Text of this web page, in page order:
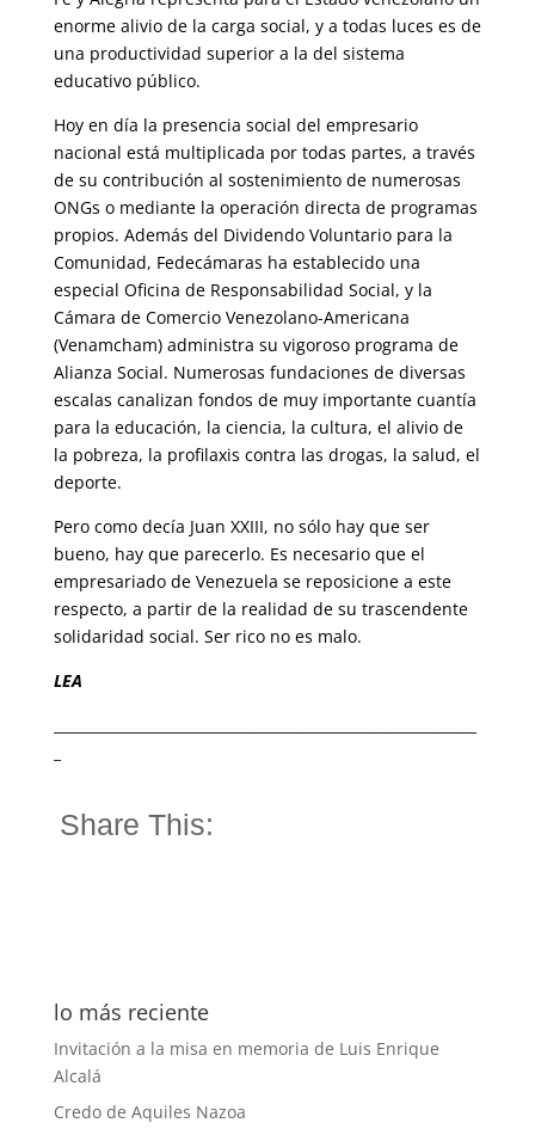
enorme alivio de la carga social, y a todas luces es de
una productividad superior a la del sistema
educativo público.
Hoy en día la presencia social del empresario
nacional está multiplicada por todas partes, a través
de su contribución al sostenimiento de nume­rosas
ONGs o mediante la operación directa de programas
propios. Ade­más del Dividendo Voluntario para la
Comunidad, Fedecámaras ha esta­blecido una
especial Oficina de Responsabilidad Social, y la
Cámara de Comercio Venezolano-Americana
(Venamcham) administra su vigoroso programa de
Alianza Social. Numerosas fundaciones de diversas
escalas canalizan fondos de muy importante cuantía
para la educación, la cien­cia, la cultura, el alivio de
la pobreza, la profilaxis contra las drogas, la salud, el
deporte.
Pero como decía Juan XXIII, no sólo hay que ser
bueno, hay que pare­cerlo. Es necesario que el
empresariado de Venezuela se reposicione a este
respecto, a partir de la realidad de su trascendente
solidaridad social. Ser rico no es malo.
LEA
Share This:
lo más reciente
Invitación a la misa en memoria de Luis Enrique
Alcalá
Credo de Aquiles Nazoa